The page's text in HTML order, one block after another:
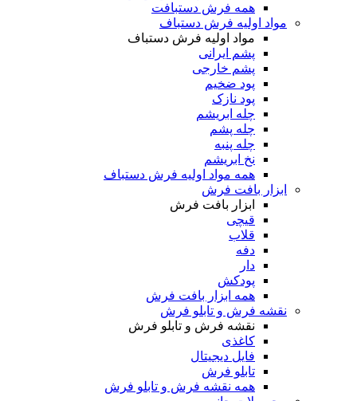
همه فرش دستبافت
مواد اولیه فرش دستباف
مواد اولیه فرش دستباف
پشم ایرانی
پشم خارجی
پود ضخیم
پود نازک
چله ابریشم
چله پشم
چله پنبه
نخ ابریشم
همه مواد اولیه فرش دستباف
ابزار بافت فرش
ابزار بافت فرش
قیچی
قلاب
دفه
دار
پودکش
همه ابزار بافت فرش
نقشه فرش و تابلو فرش
نقشه فرش و تابلو فرش
کاغذی
فایل دیجیتال
تابلو فرش
همه نقشه فرش و تابلو فرش